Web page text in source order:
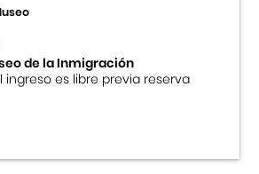
de la Inmigración
ingreso es libre previa reserva